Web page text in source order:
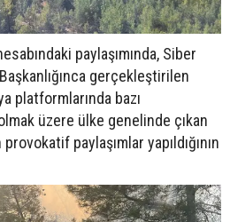
paylaşımında, Siber
gerçekleştirilen
platformlarında bazı
üzere ülke genelinde çıkan
paylaşımlar yapıldığının